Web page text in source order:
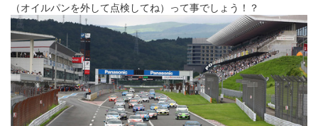
（オイルパンを外して点検してね）って事でしょう！？